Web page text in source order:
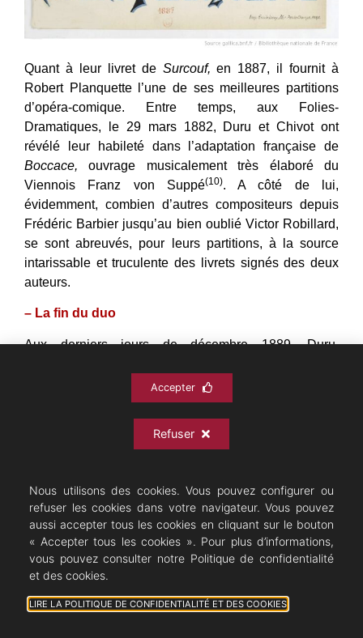
Quant à leur livret de Surcouf, en 1887, il fournit à
Robert Planquette l’une de ses meilleures partitions
d’opéra-comique. Entre temps, aux Folies-
Dramatiques, le 29 mars 1882, Duru et Chivot ont
révélé leur habileté dans l’adaptation française de
Boccace,ouvrage musicalement très élaboré du
Viennois Franz von Suppé(10). A côté de lui,
évidemment, combien d’autres compositeurs depuis
Frédéric Barbier jusqu’au bien oublié Victor Robillard,
se sont abreuvés, pour leurs partitions, à la source
intarissable et truculente des livrets signés des deux
auteurs.
– La fin du duo
Aux derniers jours de décembre 1889, Duru,
(la grippe) dont il vient de souffrir, reprend
Nous utilisons des cookies. Vous pouvez configurer ou
refuser les cookies dans votre navigateur. Vous pouvez
aussi accepter tous les cookies en cliquant sur le bouton
« Accepter tous les cookies ». Pour plus d’informations,
vous pouvez consulter notre Politique de confidentialité
et des cookies.
LIRE LA POLITIQUE DE CONFIDENTIALITÉ ET DES COOKIES
Accepter
Refuser